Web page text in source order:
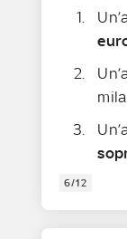
6/12